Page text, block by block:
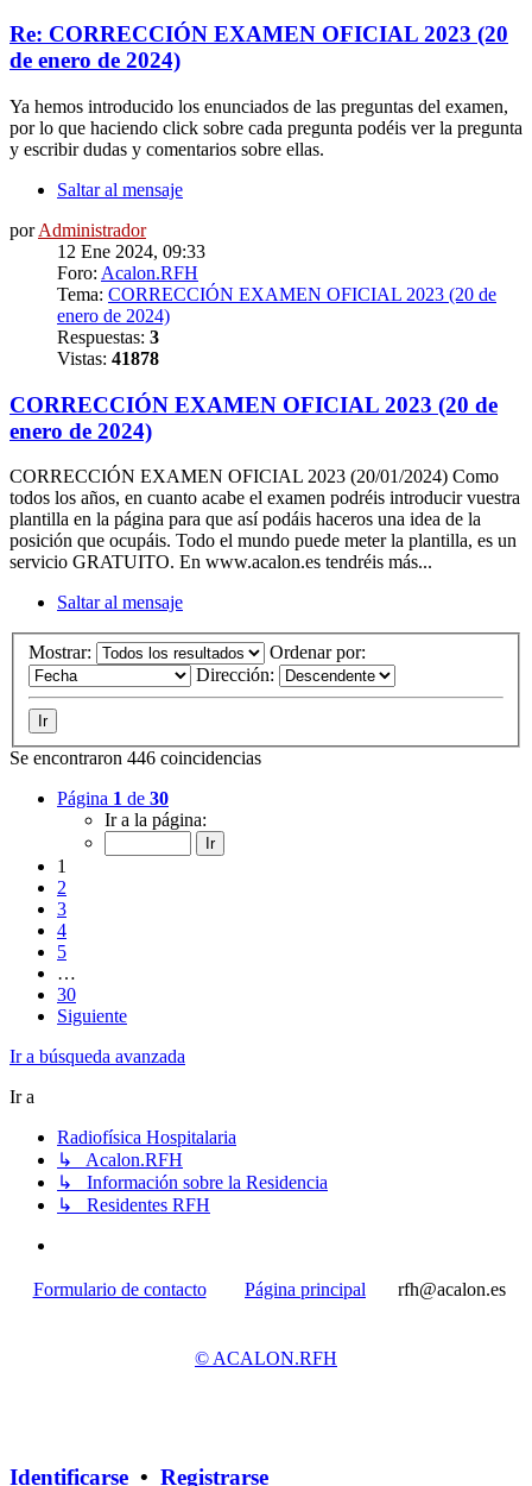
Re: CORRECCIÓN EXAMEN OFICIAL 2023 (20
de enero de 2024)
Ya hemos introducido los enunciados de las preguntas del examen,
por lo que haciendo click sobre cada pregunta podéis ver la pregunta
y escribir dudas y comentarios sobre ellas.
Saltar al mensaje
porAdministrador
12 Ene 2024, 09:33
Foro: Acalon.RFH
Tema: CORRECCIÓN EXAMEN OFICIAL 2023 (20 de
enero de 2024)
Respuestas: 3
Vistas: 41878
CORRECCIÓN EXAMEN OFICIAL 2023 (20 de
enero de 2024)
CORRECCIÓN EXAMEN OFICIAL 2023 (20/01/2024) Como
todos los años, en cuanto acabe el examen podréis introducir vuestra
plantilla en la página para que así podáis haceros una idea de la
posición que ocupáis. Todo el mundo puede meter la plantilla, es un
servicio GRATUITO. En www.acalon.es tendréis más...
Saltar al mensaje
Mostrar:
Ordenar por:
Dirección:
Se encontraron 446 coincidencias
Página 1 de 30
Ir a la página:
1
2
3
4
5
…
30
Siguiente
Ir a búsqueda avanzada
Ir a
Radiofísica Hospitalaria
↳ Acalon.RFH
↳ Información sobre la Residencia
↳ Residentes RFH
Formulario de contacto Página principal rfh@acalon.es
© ACALON.RFH
Identificarse • Registrarse